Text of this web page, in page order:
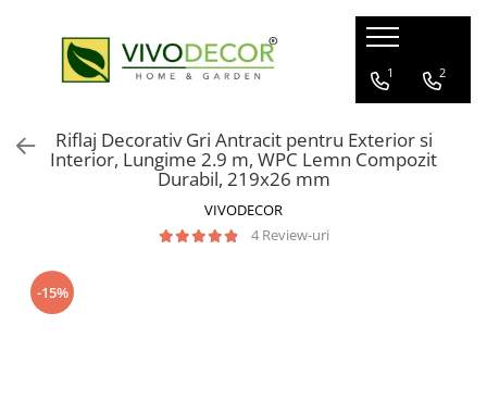
ALUMINIU GARD
BALCOANE ALUMINIU
PROFILE GARD ALUMINIU
GARD VIU ARTIFICIAL
PANOURI PLANTE ARTIFICIALE
FERONERIE
POARTA CULISANTA
POARTA AUTOPORTANTA
MANERE
1 2
Riflaj Decorativ Gri Antracit pentru Exterior si
Interior, Lungime 2.9 m, WPC Lemn Compozit
Durabil, 219x26 mm
VIVODECOR
4 Review-uri
-15%